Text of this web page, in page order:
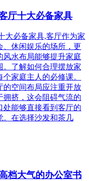
厅十大必备家具
大必备家具,客厅作为家
、休闲娱乐的场所，更
风水布局能够提升家庭
。了解如何合理摆放家
家庭主人的必修课。
的空间布局应注重开放
拥挤，这会阻碍气流的
处能够直接看到客厅的
。在选择沙发和茶几
档大气的办公室书